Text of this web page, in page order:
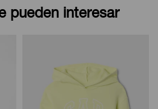
pueden interesar